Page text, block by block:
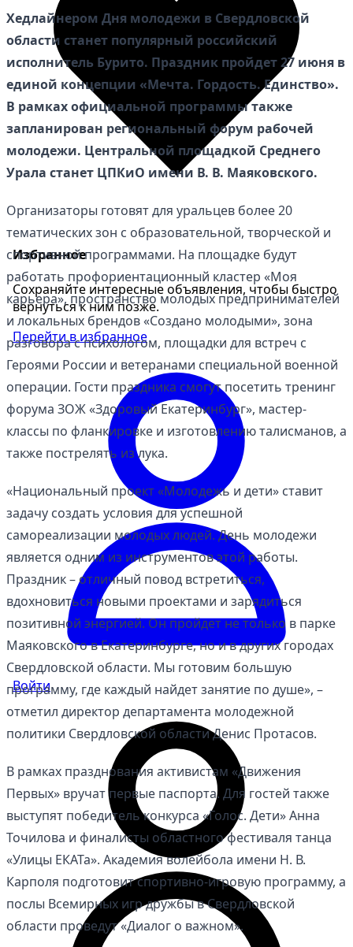
Избранное
Сохраняйте интересные объявления, чтобы быстро
вернуться к ним позже.
Перейти в избранное
Войти
Хедлайнером Дня молодежи в Свердловской
области станет популярный российский
исполнитель Бурито. Праздник пройдет 27 июня в
единой концепции «Мечта. Гордость. Единство».
В рамках официальной программы также
запланирован региональный форум рабочей
молодежи. Центральной площадкой Среднего
Урала станет ЦПКиО имени В. В. Маяковского.
Организаторы готовят для уральцев более 20
тематических зон с образовательной, творческой и
спортивной программами. На площадке будут
работать профориентационный кластер «Моя
карьера», пространство молодых предпринимателей
и локальных брендов «Создано молодыми», зона
разговора с психологом, площадки для встреч с
Героями России и ветеранами специальной военной
операции. Гости праздника смогут посетить тренинг
форума ЗОЖ «Здоровый Екатеринбург», мастер-
классы по фланкировке и изготовлению талисманов, а
также пострелять из лука.
«Национальный проект «Молодежь и дети» ставит
задачу создать условия для успешной
самореализации молодых людей. День молодежи
является одним из инструментов этой работы.
Праздник – отличный повод встретиться,
вдохновиться новыми проектами и зарядиться
позитивной энергией. Он пройдет не только в парке
Маяковского в Екатеринбурге, но и в других городах
Свердловской области. Мы готовим большую
программу, где каждый найдет занятие по душе», –
отметил директор департамента молодежной
политики Свердловской области Денис Протасов.
В рамках празднования активистам «Движения
Первых» вручат первые паспорта. Для гостей также
выступят победитель конкурса «Голос. Дети» Анна
Точилова и финалисты областного фестиваля танца
«Улицы ЕКАТа». Академия волейбола имени Н. В.
Карполя подготовит спортивно-игровую программу, а
послы Всемирных игр дружбы в Свердловской
области проведут «Диалог о важном».